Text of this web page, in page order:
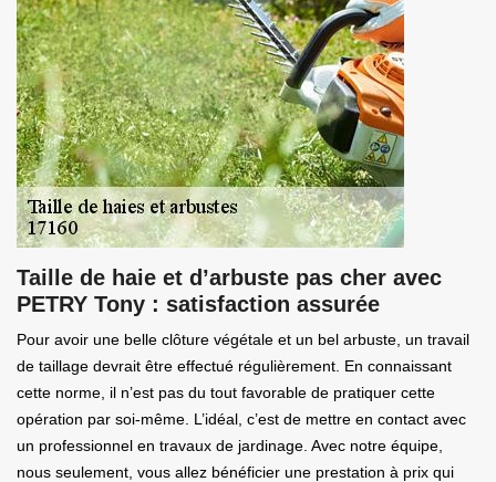
Taille de haie et d’arbuste pas cher avec
PETRY Tony : satisfaction assurée
Pour avoir une belle clôture végétale et un bel arbuste, un travail
de taillage devrait être effectué régulièrement. En connaissant
cette norme, il n’est pas du tout favorable de pratiquer cette
opération par soi-même. L’idéal, c’est de mettre en contact avec
un professionnel en travaux de jardinage. Avec notre équipe,
nous seulement, vous allez bénéficier une prestation à prix qui